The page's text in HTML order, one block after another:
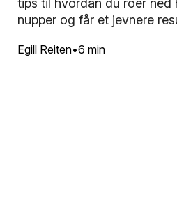
6 min
tips til hvordan du roer ned
nupper og får et jevnere
Egill Reiten